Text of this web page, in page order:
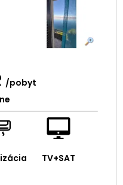
/pobyt
TV+SAT